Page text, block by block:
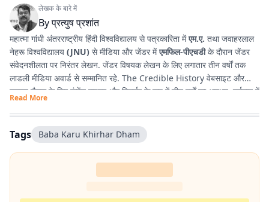
लेखक के बारे में
Byप्रत्युष प्रशांत
महात्मा गांधी अंतरराष्ट्रीय हिंदी विश्वविद्यालय से पत्रकारिता मेंएम.ए. तथा जवाहरलाल
नेहरू विश्वविद्यालय (JNU) से मीडिया और जेंडर मेंएमफिल-पीएचडीके दौरान जेंडर
संवेदनशीलता पर निरंतर लेखन. जेंडर विषयक लेखन के लिए लगातार तीन वर्षों तक
लाडली मीडिया अवार्ड से सम्मानित रहे. The Credible History वेबसाइट और
यूट्यूब चैनल के लिए कंटेंट राइटर और रिसर्चर के रूप में तीन वर्षों का अनुभव. वर्तमान में
प्रभात खबर डिजिटल
किताबें पढ़ने, वायलिन बजाने और कला-साहित्य में गहरी रुचि रखते हैं तथा बिहार को
सामाजिक, सांस्कृतिक और राजनीतिक दृष्टि से समझने में विशेष दिलचस्पी.
Read More
Tags Baba Karu Khirhar Dham